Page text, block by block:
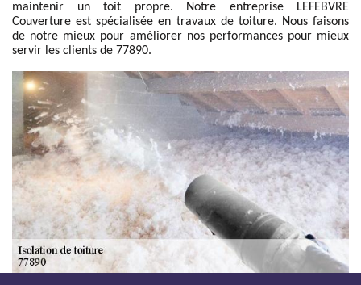
maintenir un toit propre. Notre entreprise LEFEBVRE
Couverture est spécialisée en travaux de toiture. Nous faisons
de notre mieux pour améliorer nos performances pour mieux
servir les clients de 77890.